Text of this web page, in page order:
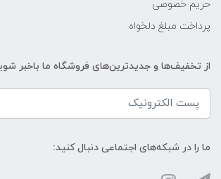
حریم خصوصی
پرداخت مبلغ دلخواه
از تخفیف‌ها و جدیدترین‌های فروشگاه ما باخبر
ما را در شبکه‌های اجتماعی دنبال کنید: